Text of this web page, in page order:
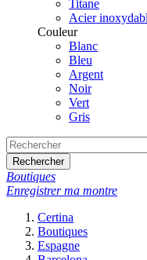
Titane
Acier
Couleur
Blanc
Bleu
Argent
Noir
Vert
Gris
Rechercher
Boutiques
Enregistrer ma montre
Certina
Boutiques
Espagne